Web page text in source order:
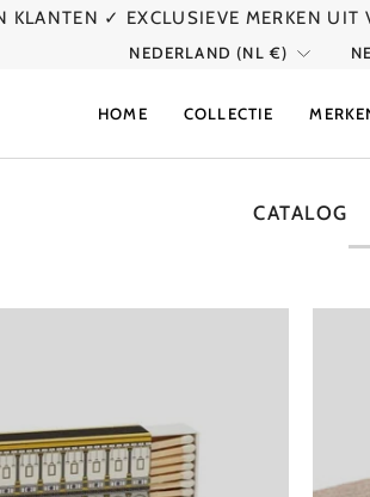
KLANTEN ✓ EXCLUSIEVE MERKEN UIT
VALUTA
NEDERLAND (NL €)
HOME COLLECTIE
CATALOG